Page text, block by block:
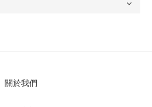
關於我們